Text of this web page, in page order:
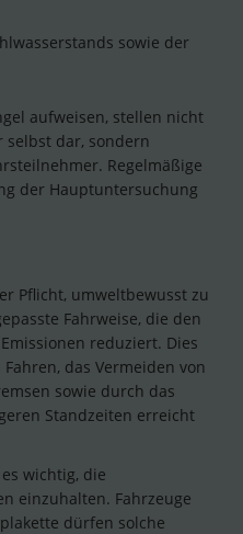
sowie der
aufweisen, stellen nicht
selbst dar, sondern
Regelmäßige
der Hauptuntersuchung
Pflicht, umweltbewusst zu
Fahrweise, die den
reduziert. Dies
das Vermeiden von
sowie durch das
Standzeiten erreicht
wichtig, die
einzuhalten. Fahrzeuge
dürfen solche